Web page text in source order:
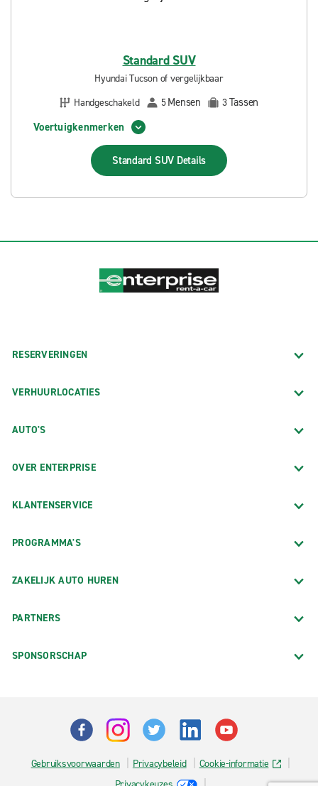
Standard SUV
Hyundai Tucson of vergelijkbaar
Handgeschakeld
5Mensen 3Tassen
Voertuigkenmerken
Standard SUV Details
RESERVERINGEN
VERHUURLOCATIES
AUTO'S
OVER ENTERPRISE
KLANTENSERVICE
PROGRAMMA'S
ZAKELIJK AUTO HUREN
PARTNERS
SPONSORSCHAP
Gebruiksvoorwaarden Privacybeleid
Cookie-informatie